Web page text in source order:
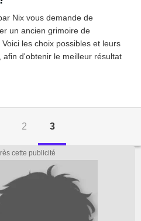
Nix vous demande de
un ancien grimoire de
les choix possibles et leurs
d'obtenir le meilleur résultat
2 3